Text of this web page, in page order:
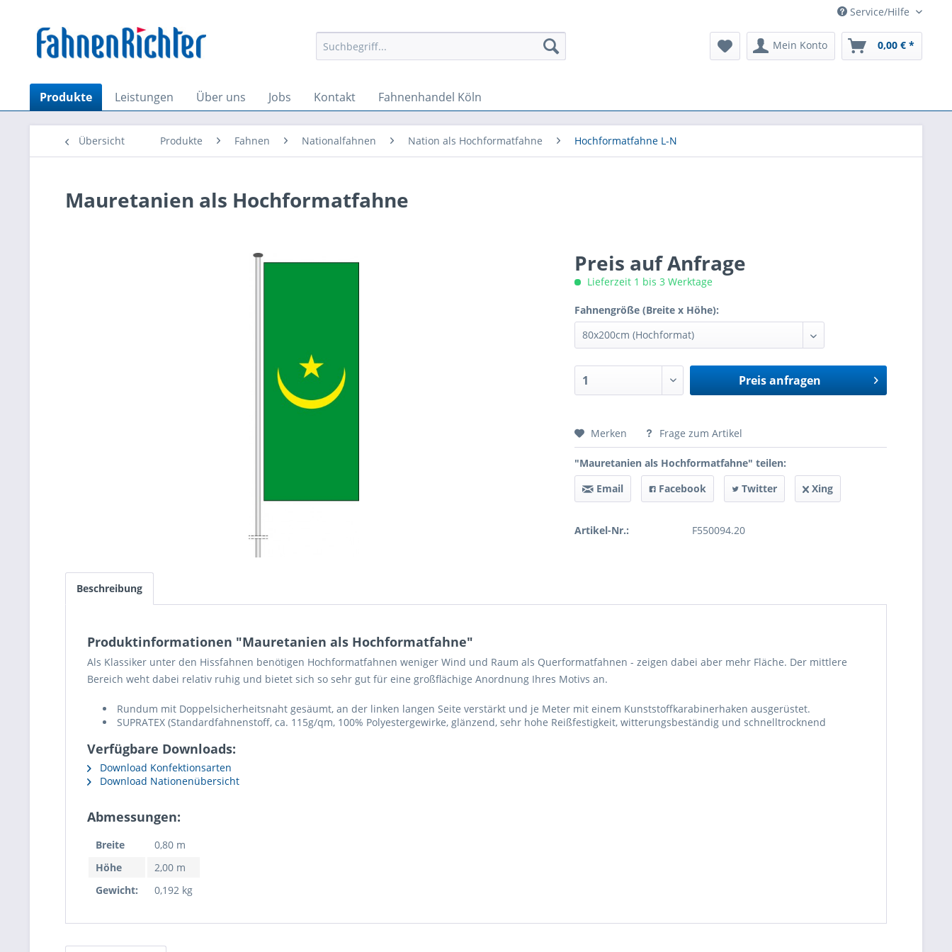
Service/Hilfe
Mein Konto 0,00 € *
Produkte Leistungen Über uns Jobs Kontakt Fahnenhandel Köln
Übersicht Produkte Fahnen Nationalfahnen Nation als Hochformatfahne Hochformatfahne L-N
Mauretanien als Hochformatfahne
Preis auf Anfrage
Lieferzeit 1 bis 3 Werktage
Fahnengröße (Breite x Höhe):
Preis anfragen
Preis anfragen
Senden
Merken Frage zum Artikel
"Mauretanien als Hochformatfahne" teilen:
Email
Facebook Twitter Xing
Artikel-Nr.: F550094.20
Beschreibung
Produktinformationen "Mauretanien als Hochformatfahne"
Als Klassiker unter den Hissfahnen benötigen Hochformatfahnen weniger Wind und Raum als Querformatfahnen - zeigen dabei aber mehr Fläche. Der mittlere
Bereich weht dabei relativ ruhig und bietet sich so sehr gut für eine großflächige Anordnung Ihres Motivs an.
Rundum mit Doppelsicherheitsnaht gesäumt, an der linken langen Seite verstärkt und je Meter mit einem Kunststoffkarabinerhaken ausgerüstet.
SUPRATEX (Standardfahnenstoff, ca. 115g/qm, 100% Polyestergewirke, glänzend, sehr hohe Reißfestigkeit, witterungsbeständig und schnelltrocknend
Verfügbare Downloads:
Download Konfektionsarten
Download Nationenübersicht
Abmessungen:
Breite
0,80 m
Höhe
2,00 m
Gewicht:
0,192 kg